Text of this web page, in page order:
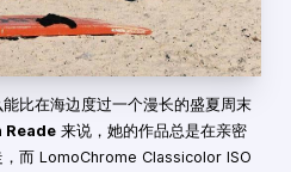
比在海边度过一个漫长的盛夏周末
Reade 来说，她的作品总是在亲密
而 LomoChrome Classicolor ISO